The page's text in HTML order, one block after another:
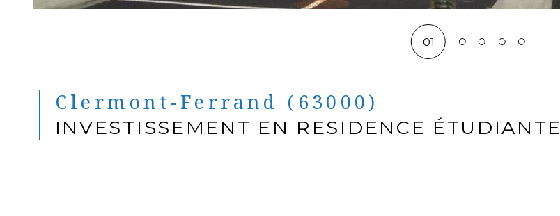
01
Clermont-Ferrand (63000)
INVESTISSEMENT EN RESIDENCE ÉTUDIANTE